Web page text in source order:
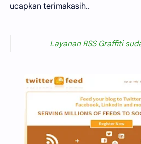
ucapkan terimakasih..
Layanan RSS Graffiti